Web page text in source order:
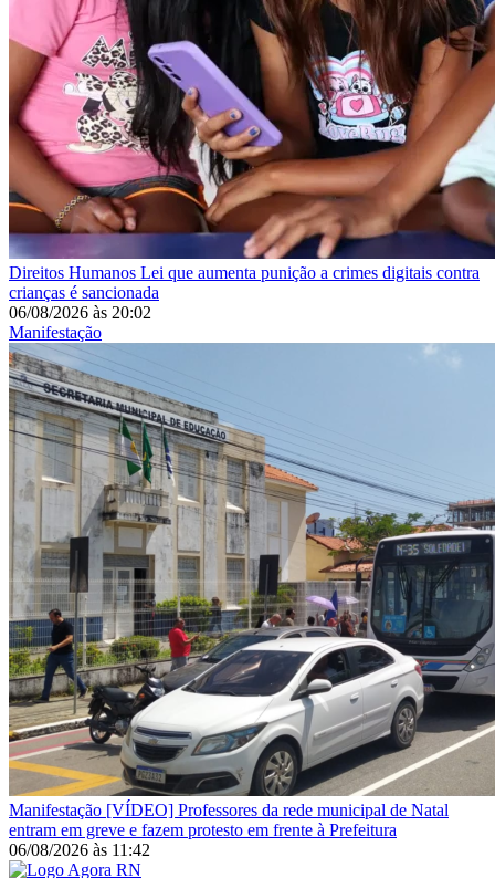
Direitos Humanos Lei que aumenta punição a crimes digitais contra
crianças é sancionada
06/08/2026 às 20:02
Manifestação
Manifestação [VÍDEO] Professores da rede municipal de Natal
entram em greve e fazem protesto em frente à Prefeitura
06/08/2026 às 11:42